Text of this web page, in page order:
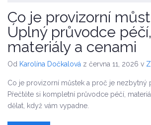
Co je provizorní
Úplný průvodce péčí,
materiály a cenami
Od Karolína Dočkalová z června 11, 2026 v
Co je provizorní můstek a proč je nezbytný
Přečtěte si kompletní průvodce péčí,
dělat, když vám vypadne.